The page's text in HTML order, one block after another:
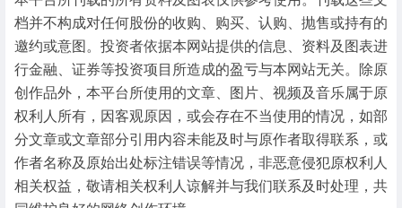
档并不构成对任何股份的收购、购买、认购、抛售或持有的
邀约或意图。投资者依据本网站提供的信息、资料及图表进
行金融、证券等投资项目所造成的盈亏与本网站无关。除原
创作品外，本平台所使用的文章、图片、视频及音乐属于原
权利人所有，因客观原因，或会存在不当使用的情况，如部
分文章或文章部分引用内容未能及时与原作者取得联系，或
作者名称及原始出处标注错误等情况，非恶意侵犯原权利人
相关权益，敬请相关权利人谅解并与我们联系及时处理，共